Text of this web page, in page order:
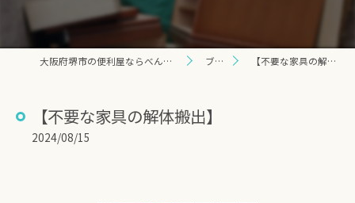
大阪府堺市の便利屋ならべんりや ねこのて ブログ 【不要な家具の解体搬出】
【不要な家具の解体搬出】
2024/08/15